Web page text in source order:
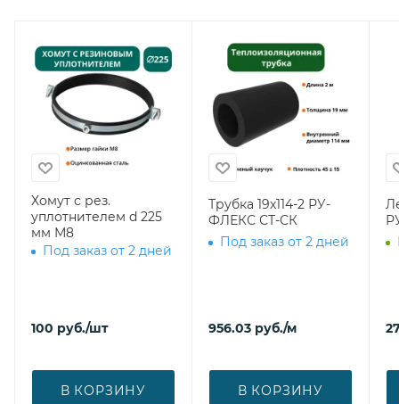
Хомут с рез.
уплотнителем d 225
мм М8
Под заказ от 2 дней
100 руб./шт
В КОРЗИНУ
Трубка 19х114-2 РУ-
ФЛЕКС СТ-СК
Под заказ от 2 дней
956.03 руб./м
В КОРЗИНУ